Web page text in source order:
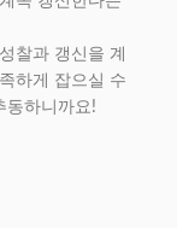
찰과 갱신을 계
하게 잡으실 수
동하니까요!